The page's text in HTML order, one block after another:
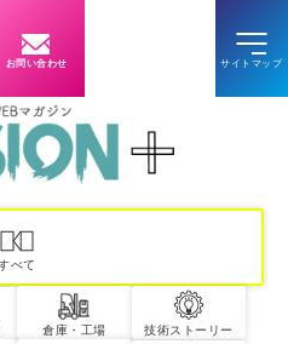
お問い合わせ
べて
倉庫・工場 技術ストーリー